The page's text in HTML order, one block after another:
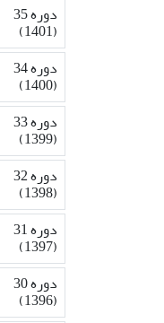
دوره 35
(1401)
دوره 34
(1400)
دوره 33
(1399)
دوره 32
(1398)
دوره 31
(1397)
دوره 30
(1396)